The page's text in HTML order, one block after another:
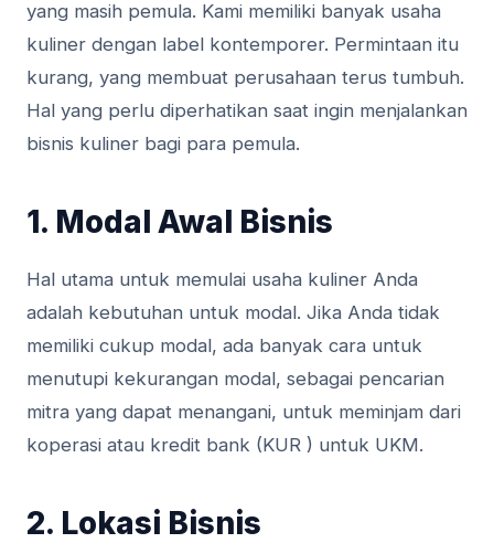
yang masih pemula. Kami memiliki banyak usaha
kuliner dengan label kontemporer. Permintaan itu
kurang, yang membuat perusahaan terus tumbuh.
Hal yang perlu diperhatikan saat ingin menjalankan
bisnis kuliner bagi para pemula.
1. Modal Awal Bisnis
Hal utama untuk memulai usaha kuliner Anda
adalah kebutuhan untuk modal. Jika Anda tidak
memiliki cukup modal, ada banyak cara untuk
menutupi kekurangan modal, sebagai pencarian
mitra yang dapat menangani, untuk meminjam dari
koperasi atau kredit bank (KUR ) untuk UKM.
2. Lokasi Bisnis